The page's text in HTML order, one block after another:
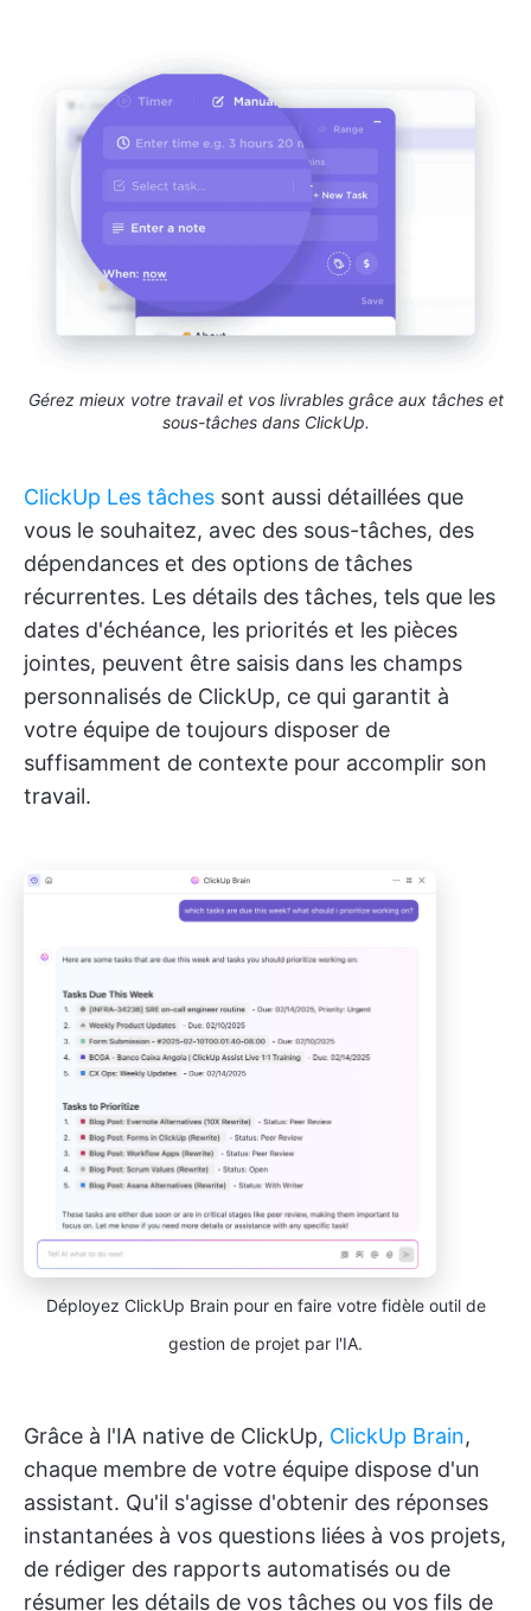
Gérez mieux votre travail et vos livrables grâce aux tâches et
sous-tâches dans ClickUp.
ClickUp Les tâches sont aussi détaillées que
vous le souhaitez, avec des sous-tâches, des
dépendances et des options de tâches
récurrentes. Les détails des tâches, tels que les
dates d'échéance, les priorités et les pièces
jointes, peuvent être saisis dans les champs
personnalisés de ClickUp, ce qui garantit à
votre équipe de toujours disposer de
suffisamment de contexte pour accomplir son
travail.
Déployez ClickUp Brain pour en faire votre fidèle outil de
gestion de projet par l'IA.
Grâce à l'IA native de ClickUp, ClickUp Brain,
chaque membre de votre équipe dispose d'un
assistant. Qu'il s'agisse d'obtenir des réponses
instantanées à vos questions liées à vos projets,
de rédiger des rapports automatisés ou de
résumer les détails de vos tâches ou vos fils de